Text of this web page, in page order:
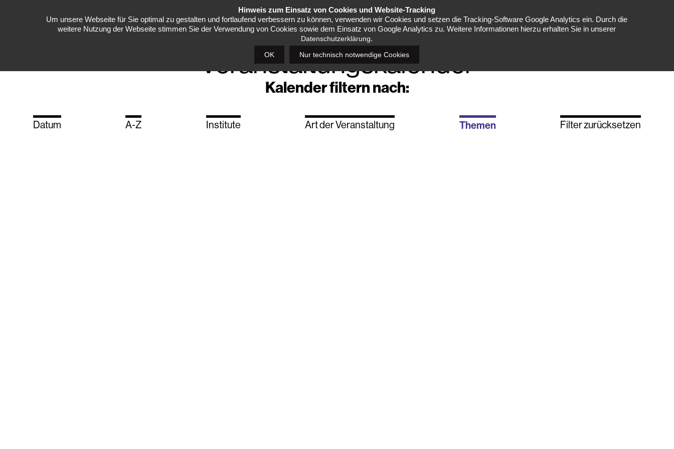
Menü
Veranstaltungskalender
Kalender filtern nach:
Datum A-Z Institute Art der Veranstaltung Themen Filter zurücksetzen
Hinweis zum Einsatz von Cookies und Website-Tracking
Um unsere Webseite für Sie optimal zu gestalten und fortlaufend verbessern zu können, verwenden wir Cookies und setzen die Tracking-Software Google Analytics ein. Durch die
weitere Nutzung der Webseite stimmen Sie der Verwendung von Cookies sowie dem Einsatz von Google Analytics zu. Weitere Informationen hierzu erhalten Sie in unserer
Datenschutzerklärung.
OK Nur technisch notwendige Cookies